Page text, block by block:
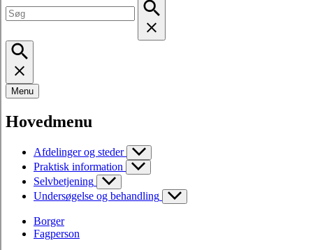
Menu
Hovedmenu
Afdelinger og steder
Praktisk information
Selvbetjening
Undersøgelse og behandling
Borger
Fagperson